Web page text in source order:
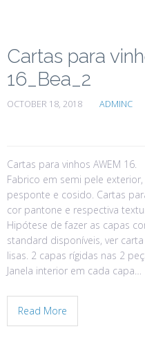
Cartas para
16_Bea_2
OCTOBER 18, 2018 ADMINC
Cartas para vinhos AWEM
Fabrico em semi pele
pesponte e cosido. Cartas
cor pantone e respectiva
Hipótese de fazer as capas
standard disponíveis, ver
lisas. 2 capas rígidas nas 2
Janela interior em cada capa…
Read More